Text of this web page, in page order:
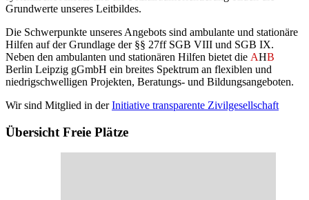
Grundwerte unseres Leitbildes.
Die Schwerpunkte unseres Angebots sind ambulante und stationäre
Hilfen auf der Grundlage der §§ 27ff SGB VIII und SGB IX.
Neben den ambulanten und stationären Hilfen bietet die AHB
Berlin Leipzig gGmbH ein breites Spektrum an flexiblen und
niedrigschwelligen Projekten, Beratungs- und Bildungsangeboten.
Wir sind Mitglied in derInitiative transparente Zivilgesellschaft
Übersicht Freie Plätze